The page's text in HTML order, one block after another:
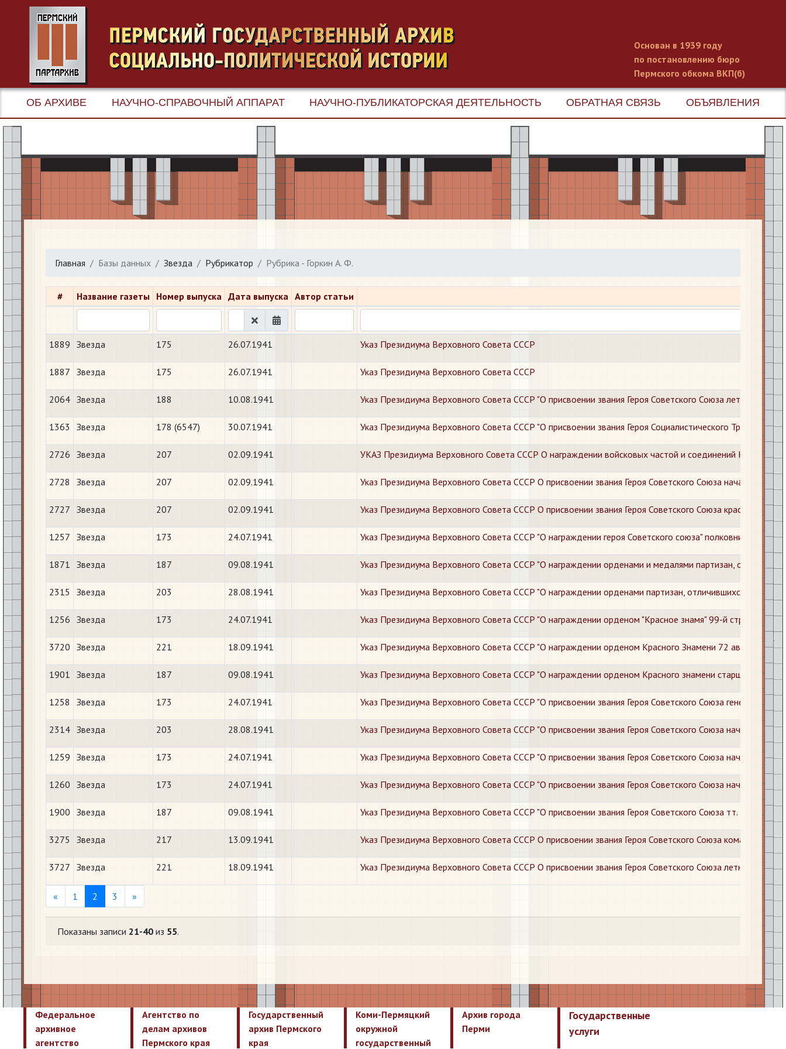
Основан в 1939 году
по постановлению бюро
Пермского обкома ВКП(б)
ОБ АРХИВЕ НАУЧНО-СПРАВОЧНЫЙ АППАРАТ НАУЧНО-ПУБЛИКАТОРСКАЯ ДЕЯТЕЛЬНОСТЬ ОБРАТНАЯ СВЯЗЬ ОБЪЯВЛЕНИЯ
Главная Базы данных Звезда Рубрикатор Рубрика - Горкин А. Ф.
# Название газеты Номер выпуска Дата выпуска Автор статьи
1889 Звезда 175 26.07.1941 Указ Президиума Верховного Совета СССР
1887 Звезда 175 26.07.1941 Указ Президиума Верховного Совета СССР
2064 Звезда 188 10.08.1941 Указ Президиума Верховного Совета СССР "О присвоении звания Героя Советского Союза летчику-
1363 Звезда 178 (6547) 30.07.1941 Указ Президиума Верховного Совета СССР "О присвоении звания Героя Социалистического Труда тов.
2726 Звезда 207 02.09.1941 УКАЗ Президиума Верховного Совета СССР О награждении войсковых частой и соединений Красной
2728 Звезда 207 02.09.1941 Указ Президиума Верховного Совета СССР О присвоении звания Героя Советского Союза
2727 Звезда 207 02.09.1941 Указ Президиума Верховного Совета СССР О присвоении звания Героя Советского Союза
1257 Звезда 173 24.07.1941 Указ Президиума Верховного Совета СССР "О награждении героя Советского союза" полковника
1871 Звезда 187 09.08.1941 Указ Президиума Верховного Совета СССР "О награждении орденами и медалями партизан,
2315 Звезда 203 28.08.1941 Указ Президиума Верховного Совета СССР "О награждении орденами партизан, отличившихся в
1256 Звезда 173 24.07.1941 Указ Президиума Верховного Совета СССР "О награждении орденом "Красное знамя" 99-й стрелковой
3720 Звезда 221 18.09.1941 Указ Президиума Верховного Совета СССР "О награждении орденом Красного Знамени 72
1901 Звезда 187 09.08.1941 Указ Президиума Верховного Совета СССР "О награждении орденом Красного знамени старшего
1258 Звезда 173 24.07.1941 Указ Президиума Верховного Совета СССР "О присвоении звания Героя Советского Союза генерал-
2314 Звезда 203 28.08.1941 Указ Президиума Верховного Совета СССР "О присвоении звания Героя Советского Союза
1259 Звезда 173 24.07.1941 Указ Президиума Верховного Совета СССР "О присвоении звания Героя Советского Союза
1260 Звезда 173 24.07.1941 Указ Президиума Верховного Совета СССР "О присвоении звания Героя Советского Союза
1900 Звезда 187 09.08.1941 Указ Президиума Верховного Совета СССР "О присвоении звания Героя Советского Союза тт.
3275 Звезда 217 13.09.1941 Указ Президиума Верховного Совета СССР О присвоении звания Героя Советского Союза командиру
3727 Звезда 221 18.09.1941 Указ Президиума Верховного Совета СССР О присвоении звания Героя Советского Союза летному
« Previous
1 2 3 »
Показаны записи 21-40 из 55.
Федеральное
архивное
агентство
Агентство по
делам архивов
Пермского края
Государственный
архив Пермского
края
Коми-Пермяцкий
окружной
государственный
Архив города
Перми
Государственные
услуги